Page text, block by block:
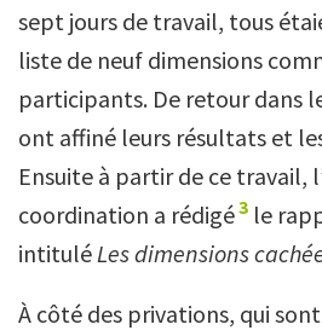
sept jours de travail, tous
liste de neuf dimensions
participants. De retour dans
ont affiné leurs résultats et
Ensuite à partir de ce travail,
coordination a rédigé3 le
intituléLes dimensions
À côté des privations, qui